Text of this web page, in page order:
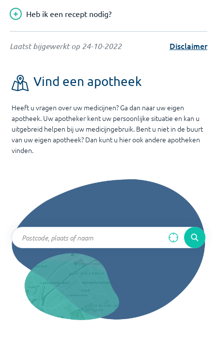
Heb ik een recept nodig?
Laatst bijgewerkt op 24-10-2022 Disclaimer
Vind een apotheek
Heeft u vragen over uw medicijnen? Ga dan naar uw eigen
apotheek. Uw apotheker kent uw persoonlijke situatie en kan u
uitgebreid helpen bij uw medicijngebruik. Bent u niet in de buurt
van uw eigen apotheek? Dan kunt u hier ook andere apotheken
vinden.